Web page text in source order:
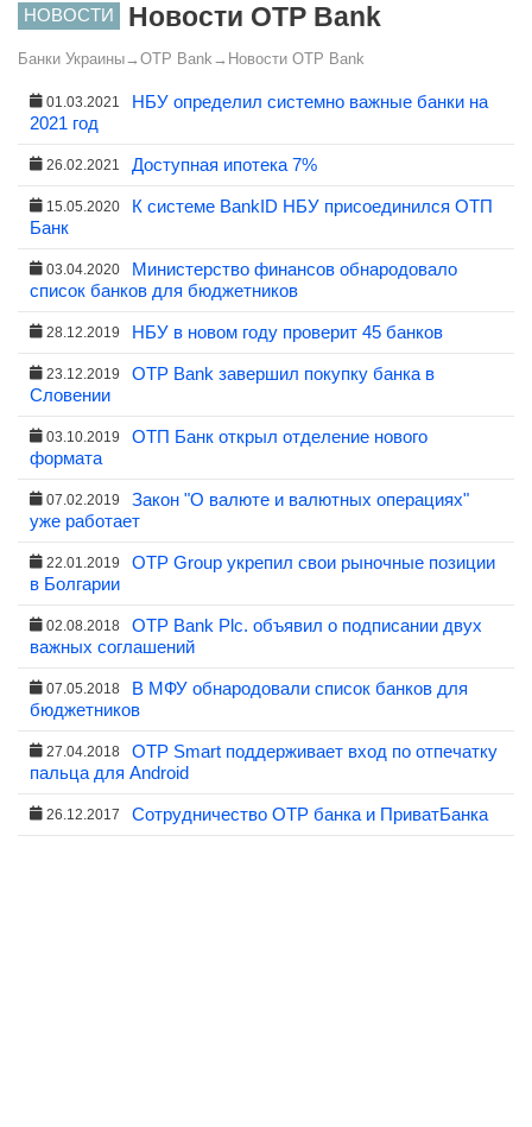
НОВОСТИ Новости OTP Bank
Банки Украины→ OTP Bank → Новости OTP Bank
01.03.2021
НБУ определил системно важные банки на
2021 год
26.02.2021 Доступная ипотека 7%
15.05.2020
К системе BankID НБУ присоединился ОТП
Банк
03.04.2020
Министерство финансов обнародовало
список банков для бюджетников
28.12.2019 НБУ в новом году проверит 45 банков
23.12.2019
OTP Bank завершил покупку банка в
Словении
03.10.2019
ОТП Банк открыл отделение нового
формата
07.02.2019
Закон "О валюте и валютных операциях"
уже работает
22.01.2019
OTP Group укрепил свои рыночные позиции
в Болгарии
02.08.2018
OTP Bank Plc. объявил о подписании двух
важных соглашений
07.05.2018
В МФУ обнародовали список банков для
бюджетников
27.04.2018
OTP Smart поддерживает вход по отпечатку
пальца для Android
26.12.2017 Сотрудничество OTP банка и ПриватБанка